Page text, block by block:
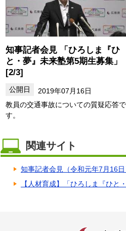
知事記者会見 「ひろしま『ひ
と・夢』未来塾第5期生募集」
[2/3]
2019年07月16日
教員の交通事故についての質疑応答で
す。
関連サイト
知事記者会見（令和元年7月16日
【人材育成】「ひろしま『ひと